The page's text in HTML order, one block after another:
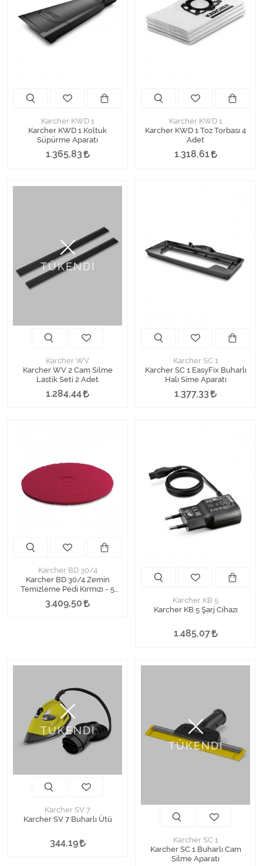
Karcher KWD 1
Karcher KWD 1 Koltuk
Süpürme Aparatı
1.365,83
Karcher KWD 1
Karcher KWD 1 Toz Torbası 4
Adet
1.318,61
TÜKENDİ
Karcher WV
Karcher WV 2 Cam Silme
Lastik Seti 2 Adet
1.284,44
Karcher SC 1
Karcher SC 1 EasyFix Buharlı
Halı Sime Aparatı
1.377,33
Karcher BD 30/4
Karcher BD 30/4 Zemin
Temizleme Pedi Kırmızı - 5
Adet
3.409,50
Karcher KB 5
Karcher KB 5 Şarj Cihazı
1.485,07
TÜKENDİ
Karcher SV 7
Karcher SV 7 Buharlı Ütü
344,19
TÜKENDİ
Karcher SC 1
Karcher SC 1 Buharlı Cam
Silme Aparatı